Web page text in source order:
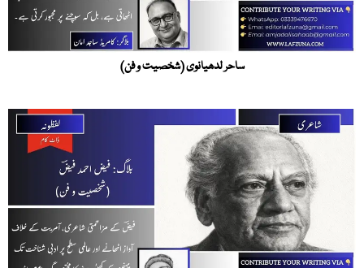
ساحر لدھیانوی (شخصیت و فن)